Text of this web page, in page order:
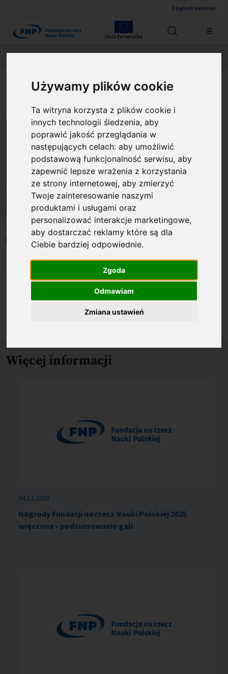
Używamy plików cookie
Ta witryna korzysta z plików cookie i
innych technologii śledzenia, aby
poprawić jakość przeglądania w
następujących celach:aby umożliwić
podstawową funkcjonalność serwisu,aby
zapewnić lepsze wrażenia z korzystania
ze strony internetowej,aby zmierzyć
Twoje zainteresowanie naszymi
produktami i usługami oraz
personalizować interakcje marketingowe,
aby dostarczać reklamy które są dla
Ciebie bardziej odpowiednie.
Zgoda
Odmawiam
Zmiana ustawień
English version
Unia Europejska
prof. Andrzej Trautman
Biogram
O nagrodzonym osiągnięciu
Więcej informacji
04.12.2025
Nagrody Fundacji na rzecz Nauki Polskiej 2025
wręczone - podsumowanie gali